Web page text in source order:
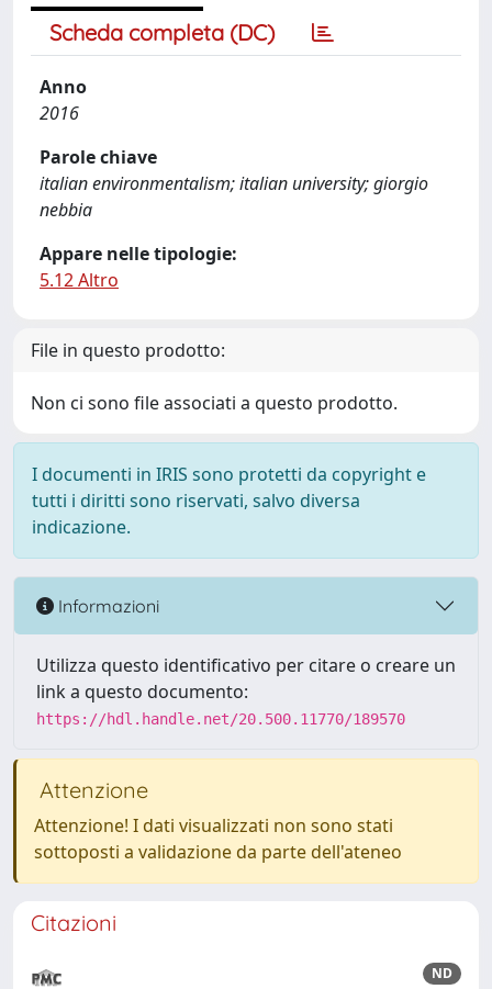
Scheda completa (DC)
Anno
2016
Parole chiave
italian environmentalism; italian university; giorgio
nebbia
Appare nelle tipologie:
5.12 Altro
File in questo prodotto:
Non ci sono file associati a questo prodotto.
I documenti in IRIS sono protetti da copyright e
tutti i diritti sono riservati, salvo diversa
indicazione.
Informazioni
Utilizza questo identificativo per citare o creare un
link a questo documento:
https://hdl.handle.net/20.500.11770/189570
Attenzione
Attenzione! I dati visualizzati non sono stati
sottoposti a validazione da parte dell'ateneo
Citazioni
ND